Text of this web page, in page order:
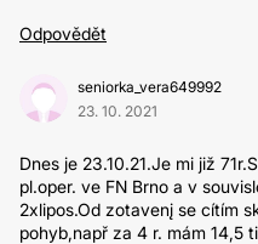
Odpovědět
seniorka_vera649992
23. 10. 2021
Dnes je 23.10.21.Je mi již
pl.oper. ve FN Brno a v
2xlipos.Od zotavenį se cítím
pohyb,např za 4 r. mám 14,5